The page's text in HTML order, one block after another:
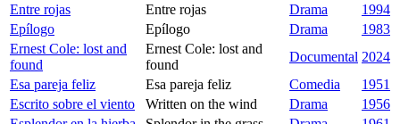
Entre rojas
Entre rojas Drama
1994
Epílogo
Epílogo Drama
1983
Ernest Cole: lost and
found
Ernest Cole: lost and
found
Documental 2024
Esa pareja feliz
Esa pareja feliz Comedia
1951
Escrito sobre el viento
Written on the wind Drama
1956